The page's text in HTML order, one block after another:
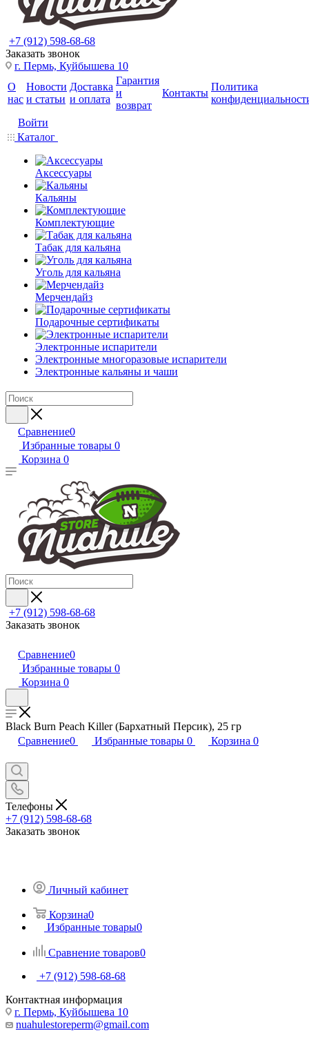
+7 (912) 598-68-68
Заказать звонок
г. Пермь, Куйбышева 10
О
нас
Новости
и статьи
Доставка
и оплата
Гарантия
и
возврат
Контакты
Политика
Войти
Каталог
Аксессуары
Кальяны
Комплектующие
Табак для кальяна
Уголь для кальяна
Мерчендайз
Подарочные сертификаты
Электронные испарители
Электронные многоразовые испарители
Электронные кальяны и чаши
Сравнение0
Избранные товары 0
Корзина 0
+7 (912) 598-68-68
Заказать звонок
Сравнение0
Избранные товары 0
Корзина 0
Black Burn Peach Killer (Бархатный Персик), 25 гр
Сравнение0 Избранные товары 0 Корзина 0
Телефоны
+7 (912) 598-68-68
Заказать звонок
Личный кабинет
Корзина0
Избранные товары0
Сравнение товаров0
+7 (912) 598-68-68
Контактная информация
г. Пермь, Куйбышева 10
nuahulestoreperm@gmail.com